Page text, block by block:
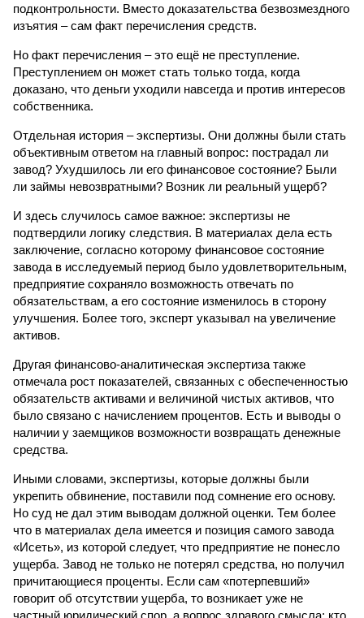
подконтрольности. Вместо доказательства безвозмездного
изъятия – сам факт перечисления средств.
Но факт перечисления – это ещё не преступление.
Преступлением он может стать только тогда, когда
доказано, что деньги уходили навсегда и против интересов
собственника.
Отдельная история – экспертизы. Они должны были стать
объективным ответом на главный вопрос: пострадал ли
завод? Ухудшилось ли его финансовое состояние? Были
ли займы невозвратными? Возник ли реальный ущерб?
И здесь случилось самое важное: экспертизы не
подтвердили логику следствия. В материалах дела есть
заключение, согласно которому финансовое состояние
завода в исследуемый период было удовлетворительным,
предприятие сохраняло возможность отвечать по
обязательствам, а его состояние изменилось в сторону
улучшения. Более того, эксперт указывал на увеличение
активов.
Другая финансово-аналитическая экспертиза также
отмечала рост показателей, связанных с обеспеченностью
обязательств активами и величиной чистых активов, что
было связано с начислением процентов. Есть и выводы о
наличии у заемщиков возможности возвращать денежные
средства.
Иными словами, экспертизы, которые должны были
укрепить обвинение, поставили под сомнение его основу.
Но суд не дал этим выводам должной оценки. Тем более
что в материалах дела имеется и позиция самого завода
«Исеть», из которой следует, что предприятие не понесло
ущерба. Завод не только не потерял средства, но получил
причитающиеся проценты. Если сам «потерпевший»
говорит об отсутствии ущерба, то возникает уже не
частный юридический спор, а вопрос здравого смысла: кто